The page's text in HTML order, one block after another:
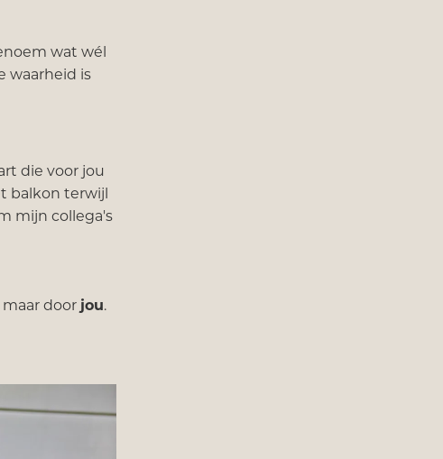
wat wél
waarheid is
die voor jou
balkon terwijl
mijn collega's
door jou.